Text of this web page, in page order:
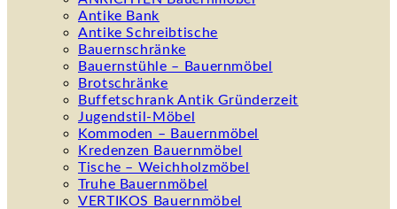
Antike Bank
Antike Schreibtische
Bauernschränke
Bauernstühle – Bauernmöbel
Brotschränke
Buffetschrank Antik Gründerzeit
Jugendstil-Möbel
Kommoden – Bauernmöbel
Kredenzen Bauernmöbel
Tische – Weichholzmöbel
Truhe Bauernmöbel
VERTIKOS Bauernmöbel